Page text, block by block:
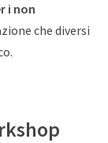
i non
che diversi